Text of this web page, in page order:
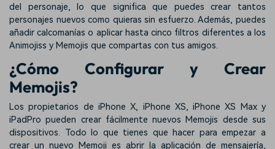
del personaje, lo que significa que puedes crear tantos
personajes nuevos como quieras sin esfuerzo. Además, puedes
añadir calcomanías o aplicar hasta cinco filtros diferentes a los
Animojiss y Memojis que compartas con tus amigos.
¿Cómo Configurar y Crear
Memojis?
Los propietarios de iPhone X, iPhone XS, iPhone XS Max y
iPadPro pueden crear fácilmente nuevos Memojis desde sus
dispositivos. Todo lo que tienes que hacer para empezar a
crear un nuevo Memoji es abrir la aplicación de mensajería,